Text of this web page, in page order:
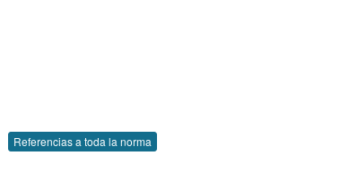
Referencias a toda la norma